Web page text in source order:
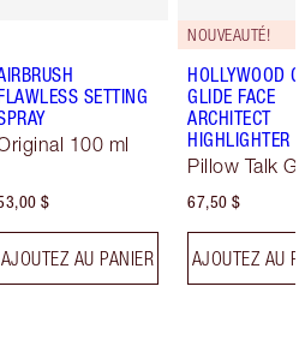
SETTING
100 ml
$
AJOUTEZ AU PANIER
NOUVEAUTÉ!
HOLLYWOOD
GLIDE FACE
ARCHITECT
HIGHLIGHTER
Pillow Talk
67,50 $
AJOUTEZ AU